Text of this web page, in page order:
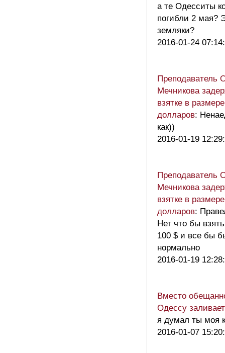
а те Одесситы
погибли 2 мая?
земляки?
2016-01-24
Преподаватель
Мечникова
взятке в
долларов:
как))
2016-01-19
Преподаватель
Мечникова
взятке в
долларов:
Нет что бы взять
100 $ и все бы
нормально
2016-01-19
Вместо
Одессу
я думал ты моя
2016-01-07